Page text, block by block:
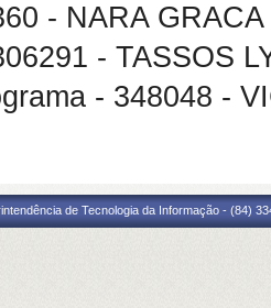
- NARA
- TASSOS
- 348048 -
de Tecnologia da Informação - (84)